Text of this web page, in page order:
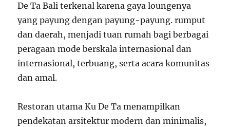
De Ta Bali terkenal karena gaya loungenya
yang payung dengan payung-payung. rumput
dan daerah, menjadi tuan rumah bagi berbagai
peragaan mode berskala internasional dan
internasional, terbuang, serta acara komunitas
dan amal.
Restoran utama Ku De Ta menampilkan
pendekatan arsitektur modern dan minimalis,